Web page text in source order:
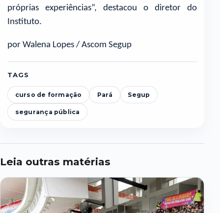
próprias experiências”, destacou o diretor do
Instituto.
por Walena Lopes / Ascom Segup
TAGS
curso de formação Pará Segup
segurança pública
Leia outras matérias